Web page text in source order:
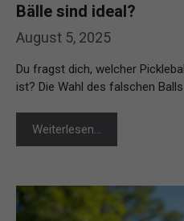
August 5, 2025
Bälle sind ideal?
Du fragst dich, welcher
ist? Die Wahl des falschen Balls
Weiterlesen…